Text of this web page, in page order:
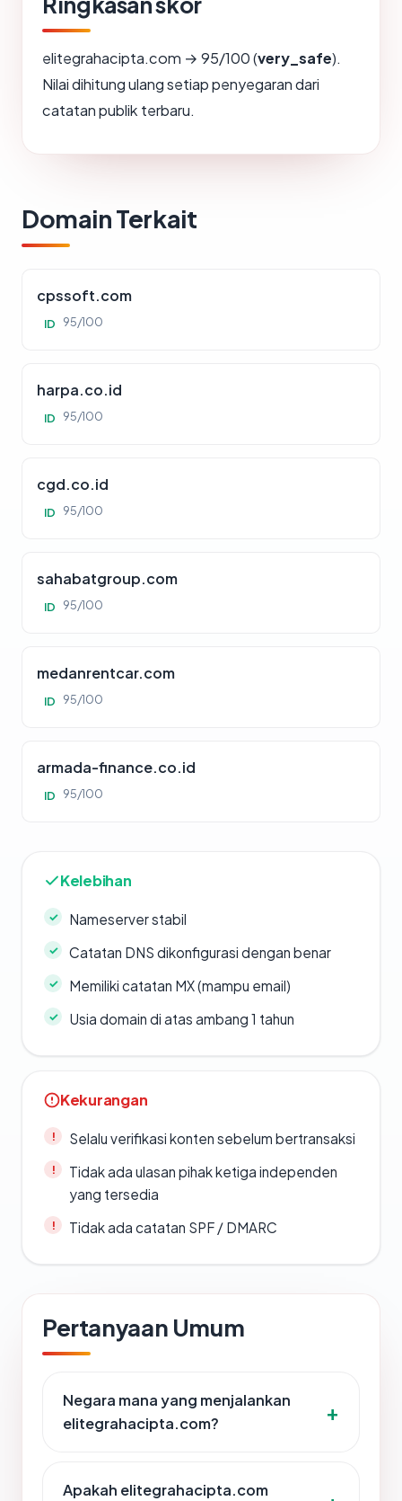
elitegrahacipta.com → 95/100 (very_safe).
Nilai dihitung ulang setiap penyegaran dari
catatan publik terbaru.
Domain Terkait
cpssoft.com
ID 95/100
harpa.co.id
ID 95/100
cgd.co.id
ID 95/100
sahabatgroup.com
ID 95/100
medanrentcar.com
ID 95/100
armada-finance.co.id
ID 95/100
Kelebihan
Nameserver stabil
Catatan DNS dikonfigurasi dengan benar
Memiliki catatan MX (mampu email)
Usia domain di atas ambang 1 tahun
Kekurangan
Selalu verifikasi konten sebelum bertransaksi
Tidak ada ulasan pihak ketiga independen
yang tersedia
Tidak ada catatan SPF / DMARC
Pertanyaan Umum
Negara mana yang menjalankan
elitegrahacipta.com?
Apakah elitegrahacipta.com